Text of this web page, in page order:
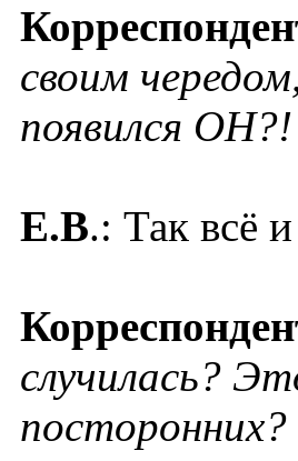
своим
появился ОН?!
Е.В.: Так всё
случилась?
посторонних?